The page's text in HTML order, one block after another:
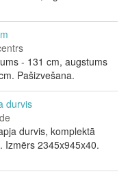
- 131 cm, augstums
Pašizvešana.
durvis
durvis, komplektā
Izmērs 2345x945x40.